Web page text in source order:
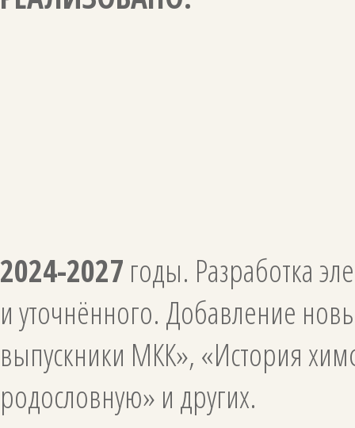
2024-2027 годы. Разработка
и уточнённого. Добавление
выпускники МКК», «История
родословную» и других.